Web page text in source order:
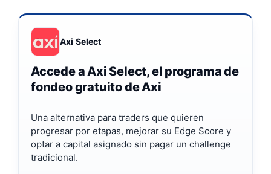
Axi Select
Accede a Axi Select, el programa de
fondeo gratuito de Axi
Una alternativa para traders que quieren
progresar por etapas, mejorar su Edge Score y
optar a capital asignado sin pagar un challenge
tradicional.